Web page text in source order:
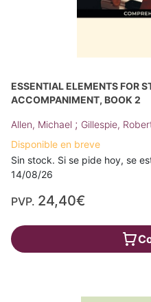
ESSENTIAL ELEMENTS FOR
ACCOMPANIMENT, BOOK 2
Allen, Michael ; Gillespie,
Disponible en breve
Sin stock. Si se pide hoy, se
14/08/26
PVP. 24,40€